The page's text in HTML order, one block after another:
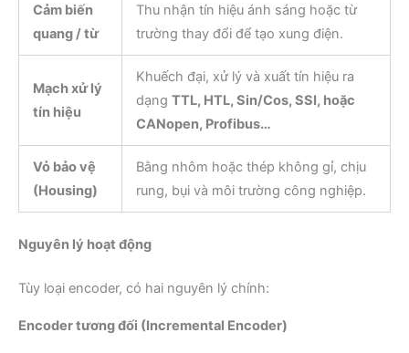
Cảm biến
quang / từ
Thu nhận tín hiệu ánh sáng hoặc từ
trường thay đổi để tạo xung điện.
Mạch xử lý
tín hiệu
Khuếch đại, xử lý và xuất tín hiệu ra
dạng TTL, HTL, Sin/Cos, SSI, hoặc
CANopen, Profibus…
Vỏ bảo vệ
(Housing)
Bằng nhôm hoặc thép không gỉ, chịu
rung, bụi và môi trường công nghiệp.
Nguyên lý hoạt động
Tùy loại encoder, có hai nguyên lý chính:
Encoder tương đối (Incremental Encoder)